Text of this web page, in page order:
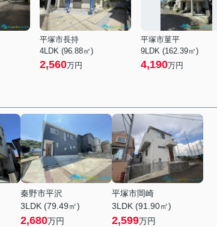
平塚市長持
4LDK (96.88㎡)
2,560万円
平塚市菫平
9LDK (162.39㎡)
4,190万円
秦野市平沢
3LDK (79.49㎡)
2,680万円
平塚市岡崎
3LDK (91.90㎡)
2,599万円